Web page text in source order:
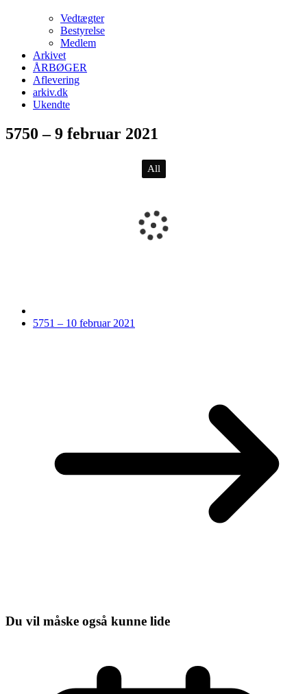
Vedtægter
Bestyrelse
Medlem
Arkivet
ÅRBØGER
Aflevering
arkiv.dk
Ukendte
5750 – 9 februar 2021
All
5751 – 10 februar 2021
Du vil måske også kunne lide